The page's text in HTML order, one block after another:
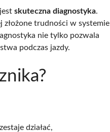
skuteczna diagnostyka.
trudności w systemie
nie tylko pozwala
podczas jazdy.
działać,